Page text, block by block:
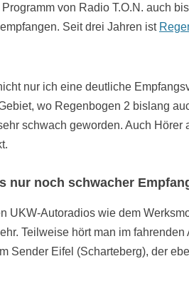
von Radio T.O.N. auch
Seit drei Jahren ist
nur ich eine deutliche
wo Regenbogen 2 bislang
schwach geworden. Auch Hörer
nur noch schwacher
UKW-Autoradios wie dem
Teilweise hört man im
Sender Eifel (Scharteberg), der